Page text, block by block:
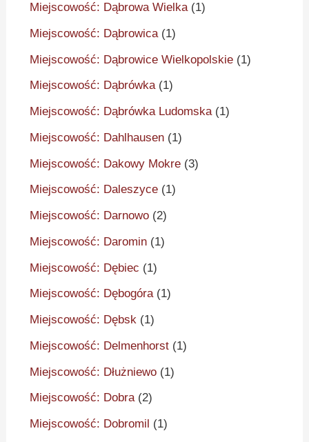
Miejscowość: Dąbrowa Wielka(1)
Miejscowość: Dąbrowica (1)
Miejscowość: Dąbrowice Wielkopolskie (1)
Miejscowość: Dąbrówka(1)
Miejscowość: Dąbrówka Ludomska(1)
Miejscowość: Dahlhausen (1)
Miejscowość: Dakowy Mokre (3)
Miejscowość: Daleszyce (1)
Miejscowość: Darnowo (2)
Miejscowość: Daromin (1)
Miejscowość: Dębiec (1)
Miejscowość: Dębogóra(1)
Miejscowość: Dębsk (1)
Miejscowość: Delmenhorst (1)
Miejscowość: Dłużniewo (1)
Miejscowość: Dobra(2)
Miejscowość: Dobromil (1)